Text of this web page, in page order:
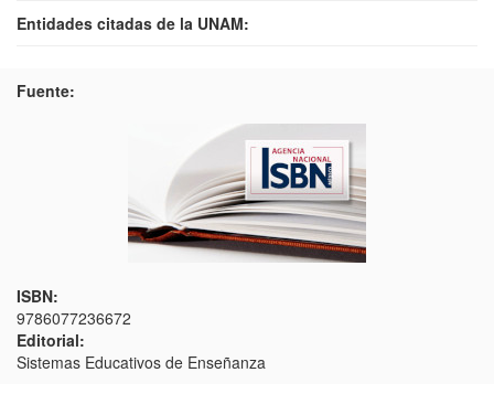
Entidades citadas de la UNAM:
Fuente:
ISBN:
9786077236672
Editorial:
Sistemas Educativos de Enseñanza